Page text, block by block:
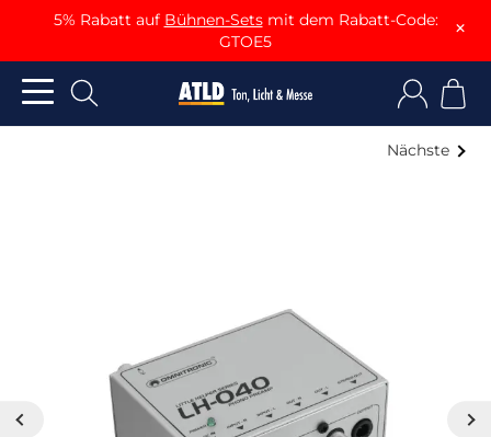
5% Rabatt auf Bühnen-Setsmit dem Rabatt-Code:
GTOE5
×
Nächste